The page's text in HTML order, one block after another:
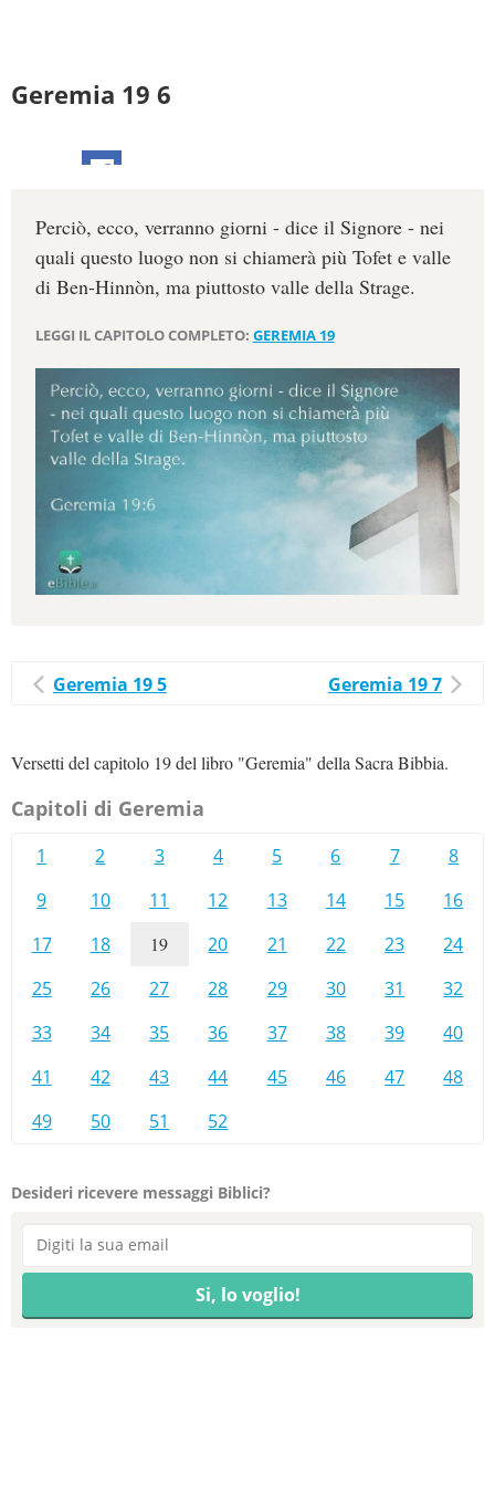
Geremia 19 6
Perciò, ecco, verranno giorni - dice il Signore - nei
quali questo luogo non si chiamerà più Tofet e valle
di Ben-Hinnòn, ma piuttosto valle della Strage.
LEGGI IL CAPITOLO COMPLETO: GEREMIA 19
Geremia 19 5 Geremia 19 7
Versetti del capitolo 19 del libro "Geremia" della Sacra Bibbia.
Capitoli di Geremia
1 2 3 4 5 6 7
8
9
10 11 12 13 14 15
16
17
18 19 20 21 22 23
24
25
26 27 28 29 30 31
32
33
34 35 36 37 38 39
40
41
42 43 44 45 46 47
48
49
50 51 52
Desideri ricevere messaggi Biblici?